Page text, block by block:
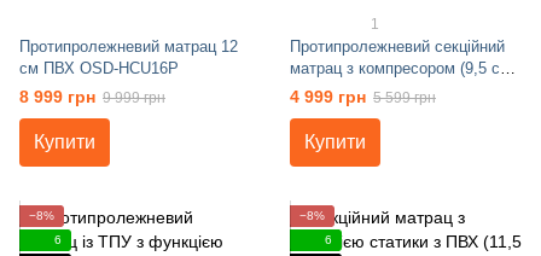
Протипролежневий матрац 12
см ПВХ OSD-HCU16P
8 999 грн 9 999 грн
Купити
1
Протипролежневий секційний
матрац з компресором (9,5 см)
OSD-QDC-500
4 999 грн 5 599 грн
Купити
−8%
6
−8%
6